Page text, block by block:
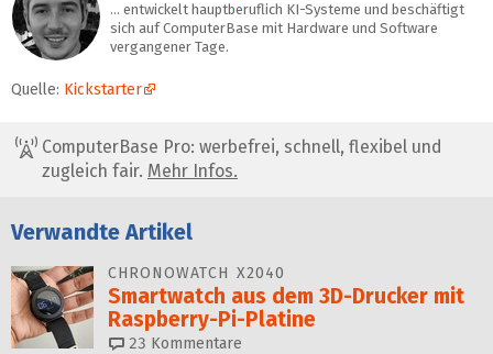
… entwickelt hauptberuflich KI-Systeme und beschäftigt
sich auf ComputerBase mit Hardware und Software
vergangener Tage.
Quelle: Kickstarter
ComputerBase Pro: werbefrei, schnell, flexibel und
zugleich fair. Mehr Infos.
Verwandte Artikel
CHRONOWATCH X2040
Smartwatch aus dem 3D-Drucker mit
Raspberry-Pi-Platine
23 Kommentare